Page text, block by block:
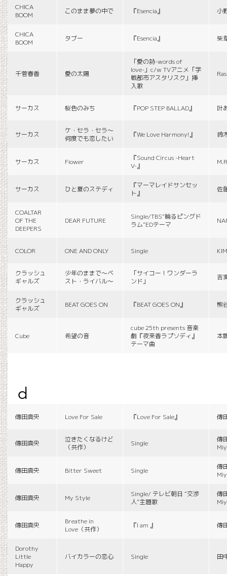
CHICA
BOOM
このまま夢の中で 『Esencia』 小
CHICA
BOOM
タブー 『Esencia』 柴
千菅春香 愛の太陽
「愛の詩-words of
love-」c/w TVアニメ「学
戦都市アスタリスク」挿
入歌
サーカス 桜色のみち 『POP STEP BALLAD』 叶
サーカス
ケ・セラ・セラ〜
何度でも恋したい
『We Love Harmony!』 鈴
サーカス Fiower
『Sound Circus -Heart
V-』
サーカス ひと夏のステディ
『マーマレイドサンセッ
ト』
佐
COALTAR
OF THE
DEEPERS
DEAR FUTURE
Single/TBS“輪るピングド
ラム”EDテーマ
COLOR ONE AND ONLY Single
クラッシュ
ギャルズ
少年のままで〜ベ
スト・ライバル〜
「サイコー！ワンダーラ
ンド」
吉
クラッシュ
ギャルズ
BEAT GOES ON 『BEAT GOES ON』 熊
Cube 希望の音
cube 25th presents 音楽
劇『夜来香ラプソディ』
テーマ曲
本
d
傳田真央 Love For Sale 『Love For Sale』 傳
傳田真央
泣きたくなるけど
（共作）
Single
傳
傳田真央 Bitter Sweet Single
傳
傳田真央 My Style
Single/ テレビ朝日 “交渉
人”主題歌
傳
傳田真央
Breathe in
Love（共作）
『I am 』 傳
Dorothy
Little
Happy
バイカラーの恋心 Single 田